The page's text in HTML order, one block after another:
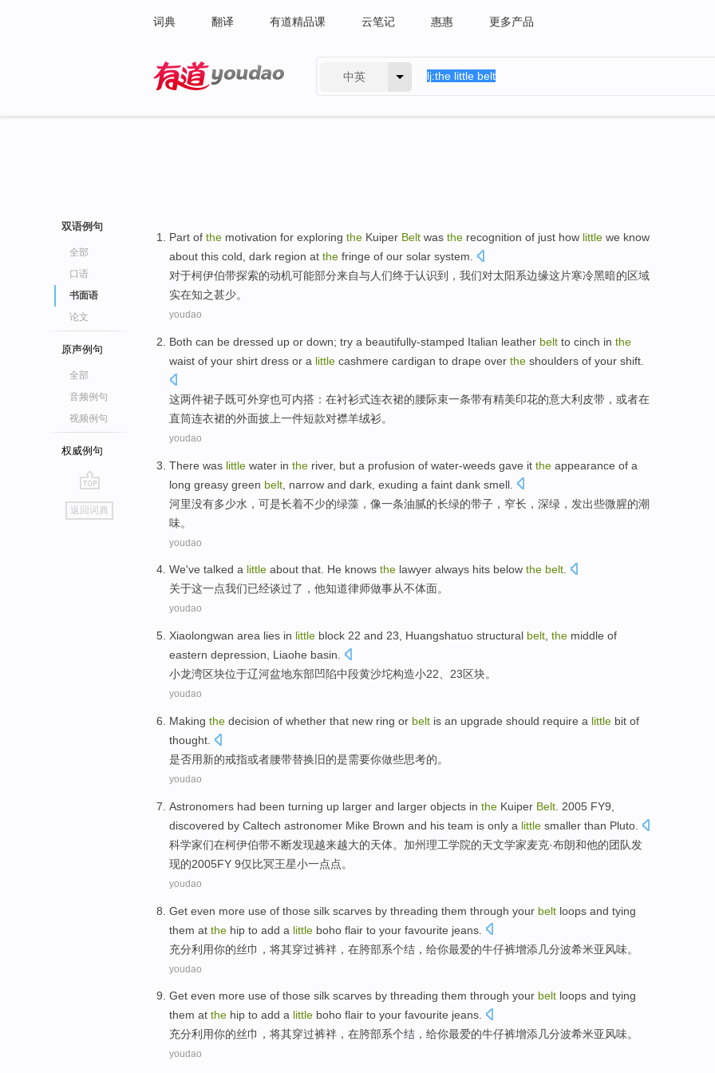
词典 翻译 有道精品课 云笔记 惠惠 更多产品
中英
双语例句
全部
口语
书面语
论文
原声例句
全部
音频例句
视频例句
权威例句
go
top
返回词典
Part of the motivation for exploring the Kuiper Belt was the recognition of just how little we know
about this cold dark region at the fringe of our solar system
对于柯伊伯带探索的动机可能部分来自与人们终于认识到， 我们对太阳系边缘这片寒冷黑暗的区域
实在知之甚少。
youdao
Both can be dressed up or down; try a beautifully-stamped Italian leather belt to cinch in the
waist of your shirt dress or a little cashmere cardigan to drape over the shoulders of your shift.
这两件裙子既可外穿也可内搭： 在衬衫式连衣裙的腰际束一条带有精美印花的意大利 皮带 ， 或者在
直筒连衣裙的外面披上一件短款对襟羊绒衫。
youdao
There was little water in the river, but a profusion of water-weeds gave it the appearance of a
long greasy green belt narrow and dark, exuding a faint dank smell
河里没有多少水 ， 可是长着不少的绿藻，像一条油腻的长绿的带子 ， 窄长，深绿，发出些微腥的潮
味。
youdao
We've talked a little about that. He knows the lawyer always hits below the belt.
关于这一点我们已经谈过了 ， 他知道律师做事从不体面。
youdao
Xiaolongwan area lies in little block 22 and 23 Huangshatuo structural belt the middle of
eastern depression Liaohe basin
小龙湾区块位于辽河盆地东部凹陷中段黄沙坨构造小22 23区块。
youdao
Making the decision of whether that new ring or belt is an upgrade should require a little bit of
thought
是否用新的戒指或者腰带替换 旧的是需要你做些思考的。
youdao
Astronomers had been turning up larger and larger objects in the Kuiper Belt . 2005 FY9
discovered by Caltech astronomer Mike Brown and his team is only a little smaller than Pluto
科学家们在柯伊伯带不断发现越来越大的天体。 加州理工学院的天文学家麦克·布朗和他的团队发
现的2005FY 9仅 比冥王星小一点点。
youdao
Get even more use of those silk scarves by threading them through your belt loops and tying
them at the hip to add a little boho flair to your favourite jeans
充分利用你的丝巾 ，将其穿过裤袢 ， 在胯部系个结， 给你最爱的牛仔裤增添 几分波希米亚风味。
youdao
Get even more use of those silk scarves by threading them through your belt loops and tying
them at the hip to add a little boho flair to your favourite jeans.
充分利用你的丝巾 ，将其穿过裤袢 ， 在胯部系个结， 给你最爱的牛仔裤增添几分波希米亚风味。
youdao